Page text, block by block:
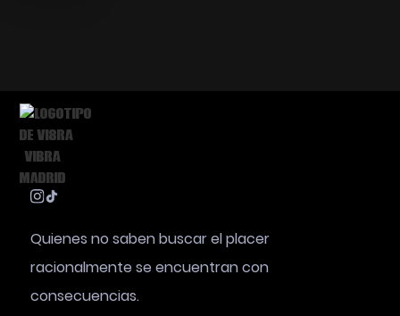
Quienes no saben buscar el placer
racionalmente se encuentran con
consecuencias.